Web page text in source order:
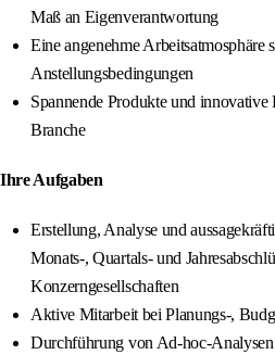
Maß an Eigenverantwortung
Eine angenehme Arbeitsatmosphäre
Anstellungsbedingungen
Spannende Produkte und
Branche
Ihre Aufgaben
Erstellung, Analyse und
Monats‑, Quartals‑ und
Konzerngesellschaften
Aktive Mitarbeit bei Planungs‑,
Durchführung von